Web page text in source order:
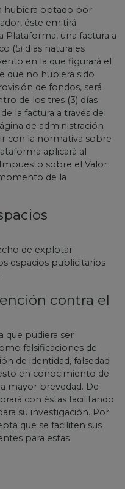
hubiera optado por
éste emitirá
Plataforma, una factura a
(5) días naturales
en la que figurará el
que no hubiera sido
de fondos, será
de los tres (3) días
la factura a través del
de administración
con la normativa sobre
aplicará al
sobre el Valor
de la
de explotar
espacios publicitarios
contra el
que pudiera ser
falsificaciones de
de identidad, falsedad
en conocimiento de
mayor brevedad. De
con éstas facilitando
su investigación. Por
que se faciliten sus
para estas